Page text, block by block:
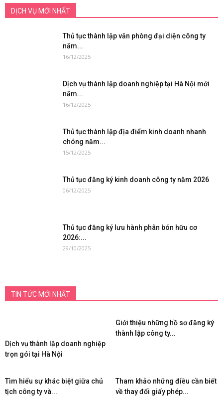
DỊCH VỤ MỚI NHẤT
Thủ tục thành lập văn phòng đại diện công ty
năm...
16/12/2025
Dịch vụ thành lập doanh nghiệp tại Hà Nội mới
năm...
16/12/2025
Thủ tục thành lập địa điểm kinh doanh nhanh
chóng năm...
15/12/2025
Thủ tục đăng ký kinh doanh công ty năm 2026
06/12/2025
Thủ tục đăng ký lưu hành phân bón hữu cơ
2026:...
29/10/2025
TIN TỨC MỚI NHẤT
Dịch vụ thành lập doanh nghiệp
trọn gói tại Hà Nội
Giới thiệu những hồ sơ đăng ký
thành lập công ty...
Tìm hiểu sự khác biệt giữa chủ
tịch công ty và...
Tham khảo những điều cần biết
về thay đổi giấy phép...